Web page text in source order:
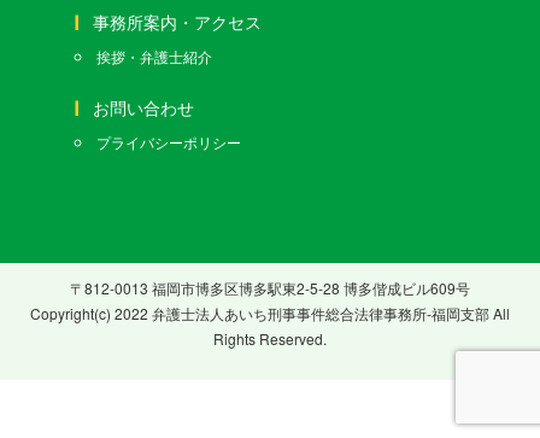
事務所案内・アクセス
挨拶・弁護士紹介
お問い合わせ
プライバシーポリシー
〒812-0013 福岡市博多区博多駅東2-5-28 博多偕成ビル609号
Copyright(c) 2022 弁護士法人あいち刑事事件総合法律事務所-福岡支部 All
Rights Reserved.